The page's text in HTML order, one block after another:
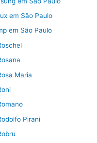
em São Paulo
em São Paulo
Maria
Pirani